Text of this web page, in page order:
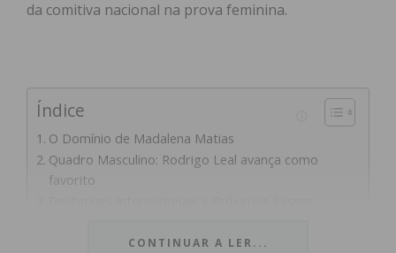
da comitiva nacional na prova feminina.
Índice
O Domínio de Madalena Matias
Quadro Masculino: Rodrigo Leal avança como
favorito
CONTINUAR A LER...